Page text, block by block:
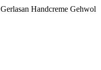
Gerlasan Handcreme Gehwol